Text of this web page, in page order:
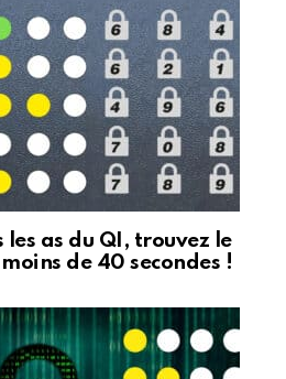
les as du QI, trouvez le
de 40 secondes !